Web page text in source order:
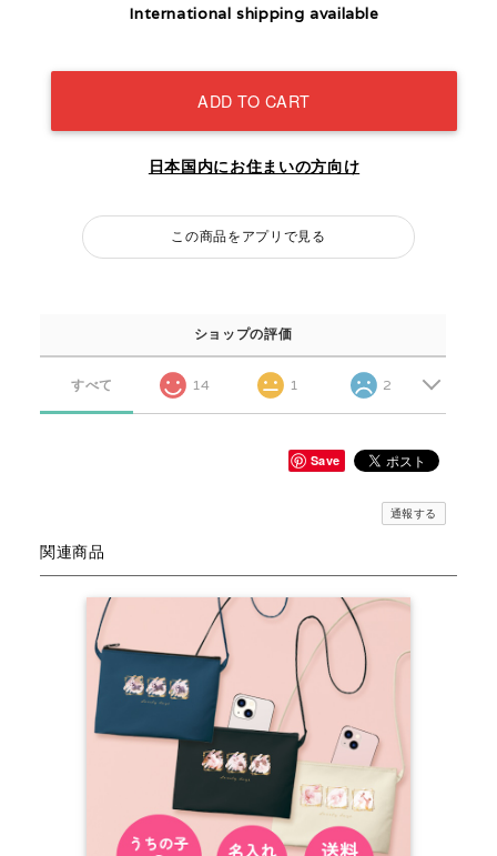
International shipping available
ADD TO CART
日本国内にお住まいの方向け
この商品をアプリで見る
ショップの評価
すべて 14 1 2
Save
通報する
関連商品